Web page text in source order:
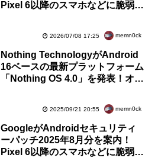
Pixel 6以降のスマホなどに脆弱
2026/07/08 17:25 memn0ck
Nothing TechnologyがAndroid
16ベースの最新プラットフォーム
「Nothing OS 4.0」を発表！オー
2025/09/21 20:55 memn0ck
GoogleがAndroidセキュリティ
ーパッチ2025年8月分を案内！
Pixel 6以降のスマホなどに脆弱